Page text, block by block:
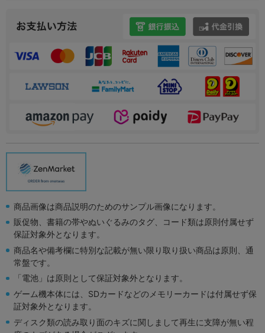
商品画像は商品説明のためのサンプル画像になります。
販促物、書籍の帯やぬいぐるみのタグ、コード類は原則付属せず
保証対象外となります。
商品名や備考欄に特別な記載が無い限り取り扱い商品は原則、通
常盤です。
「電池」は原則として保証対象外となります。
ゲーム機本体には、SDカードなどのメモリーカードは付属せず保
証対象外となります。
ディスク類の読み取り面のキズに関しまして再生に支障が無い程